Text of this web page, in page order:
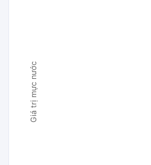
Giá trị mực nước